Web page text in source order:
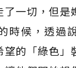
了一切，但是
時候，透過
望的「綠色」